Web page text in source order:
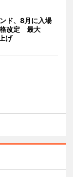
ド、8月に入場
改定 最大
げ